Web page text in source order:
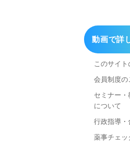
動画で詳
このサイ
会員制度の
セミナー
について
行政指導・
薬事チェッ